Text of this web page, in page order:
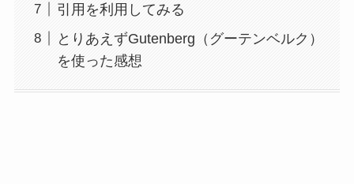
引用を利用してみる
とりあえずGutenberg（グーテンベルク）
を使った感想